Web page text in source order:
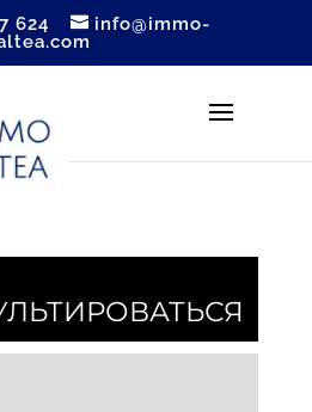
624
info@immo-